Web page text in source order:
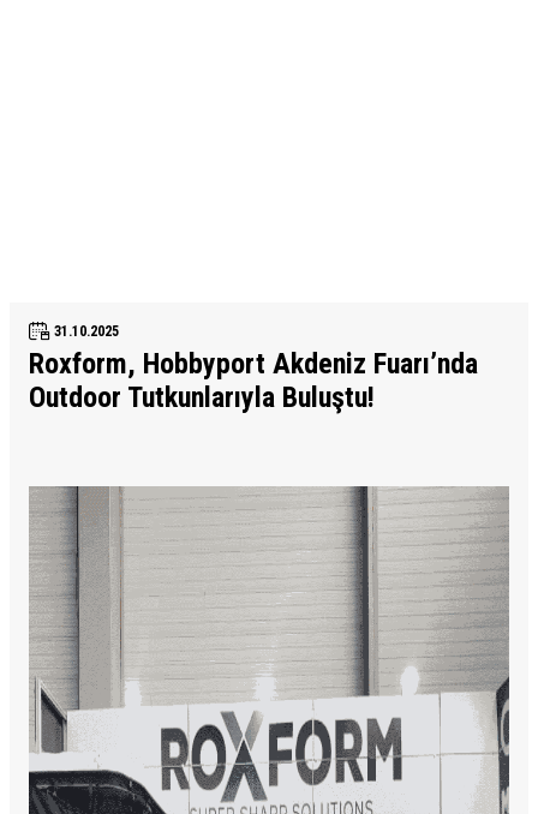
31.10.2025
Roxform, Hobbyport Akdeniz Fuarı’nda
Outdoor Tutkunlarıyla Buluştu!